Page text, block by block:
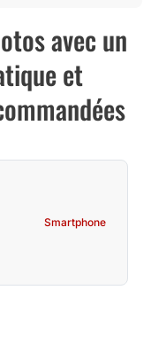
avec un
et
Smartphone